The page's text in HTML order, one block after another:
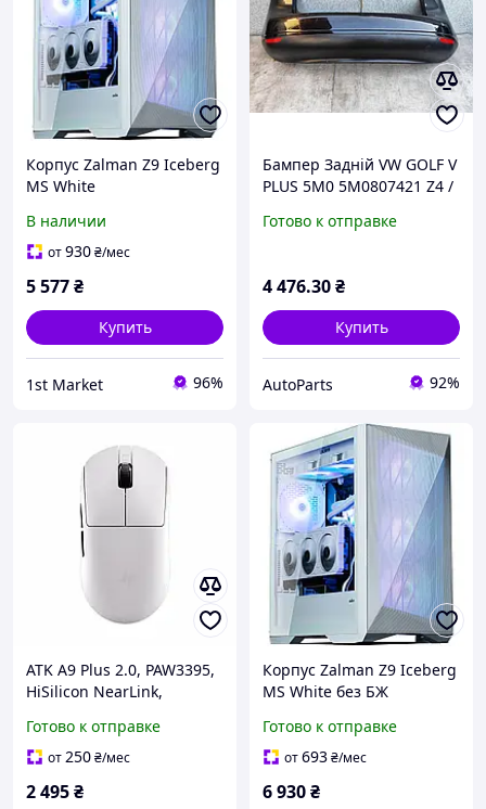
Корпус Zalman Z9 Iceberg
MS White
БП
В наличии
от930₴/мес
5 577₴
Купить
1st Market 96%
Бампер Задній VW GOLF V
PLUS 5M0 5M0807421 Z4 /
Готово к отправке
4 476.30₴
Купить
AutoParts 92%
ATK A9 Plus 2.0, PAW3395,
HiSilicon NearLink,
White/Біла (A9PlusW)
Готово к отправке
от250₴/мес
2 495₴
Корпус Zalman Z9 Iceberg
MS White без БЖ
Готово к отправке
от693₴/мес
6 930₴